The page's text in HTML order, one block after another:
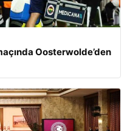
Oosterwolde’den